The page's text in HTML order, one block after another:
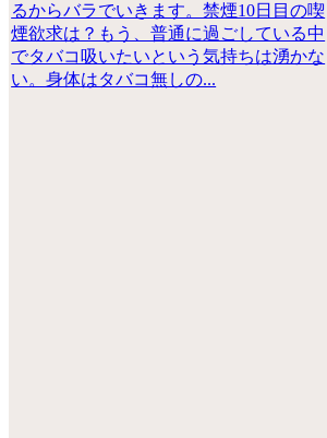
るからバラでいきます。禁煙10日目の喫
煙欲求は？もう、普通に過ごしている中
でタバコ吸いたいという気持ちは湧かな
い。身体はタバコ無しの...